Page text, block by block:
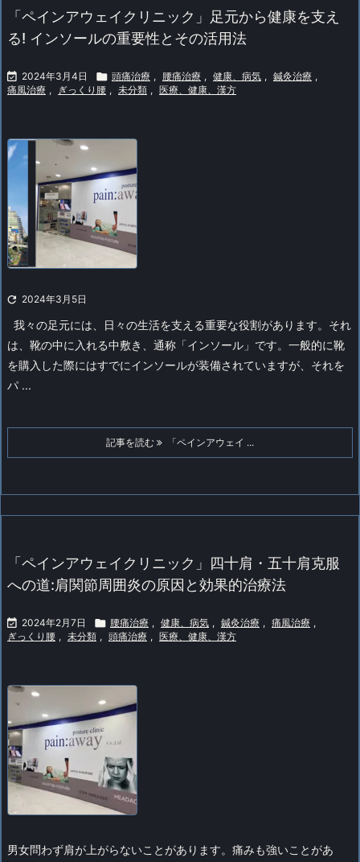
「ペインアウェイクリニック」足元から健康を支え
る! インソールの重要性とその活用法
 2024年3月4日  頭痛治療 , 腰痛治療 , 健康、病気 , 鍼灸治療 ,
痛風治療 , ぎっくり腰 , 未分類 , 医療、健康、漢方
 2024年3月5日
我々の足元には、日々の生活を支える重要な役割があります。それ
は、靴の中に入れる中敷き、通称「インソール」です。一般的に靴
を購入した際にはすでにインソールが装備されていますが、それを
パ ...
記事を読む 「ペインアウェイ ...
「ペインアウェイクリニック」四十肩・五十肩克服
への道:肩関節周囲炎の原因と効果的治療法
 2024年2月7日  腰痛治療 , 健康、病気 , 鍼灸治療 , 痛風治療 ,
ぎっくり腰 , 未分類 , 頭痛治療 , 医療、健康、漢方
男女問わず肩が上がらないことがあります。痛みも強いことがあ